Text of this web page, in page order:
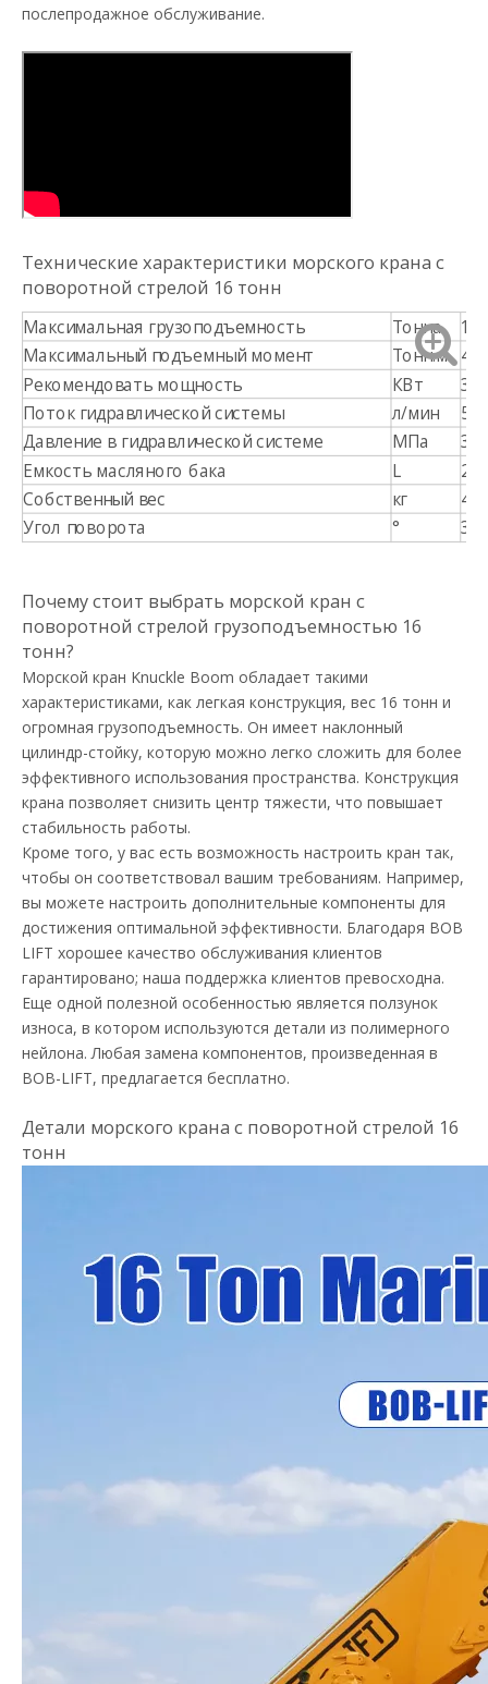
послепродажное обслуживание.
Технические характеристики морского крана с
поворотной стрелой 16 тонн
Максимальная грузоподъемность Тонна
16
Максимальный подъемный момент
Тонн.м
40
Рекомендовать мощность
КВт 37
Поток гидравлической системы л/мин 55
Давление в гидравлической системе МПа
30
Емкость масляного бака
L
Собственный вес
кг
Угол поворота
°
Почему стоит выбрать морской кран с
поворотной стрелой грузоподъемностью 16
тонн?
Морской кран Knuckle Boom обладает такими
характеристиками, как легкая конструкция, вес 16 тонн и
огромная грузоподъемность. Он имеет наклонный
цилиндр-стойку, которую можно легко сложить для более
эффективного использования пространства. Конструкция
крана позволяет снизить центр тяжести, что повышает
стабильность работы.
Кроме того, у вас есть возможность настроить кран так,
чтобы он соответствовал вашим требованиям. Например,
вы можете настроить дополнительные компоненты для
достижения оптимальной эффективности. Благодаря BOB
LIFT хорошее качество обслуживания клиентов
гарантировано; наша поддержка клиентов превосходна.
Еще одной полезной особенностью является ползунок
износа, в котором используются детали из полимерного
нейлона. Любая замена компонентов, произведенная в
BOB-LIFT, предлагается бесплатно.
Детали морского крана с поворотной стрелой 16
тонн